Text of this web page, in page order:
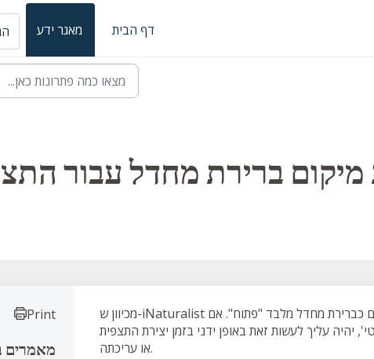
דף הבית מאגר ידע
ברירת מחדל עבור
מכיוון ש-iNaturalist כברירת מחדל מלבד "פתוח". אם
עליך לעשות זאת באופן ידני בזמן יצירת התצפית
או עריכתה.
Print
מאמרים